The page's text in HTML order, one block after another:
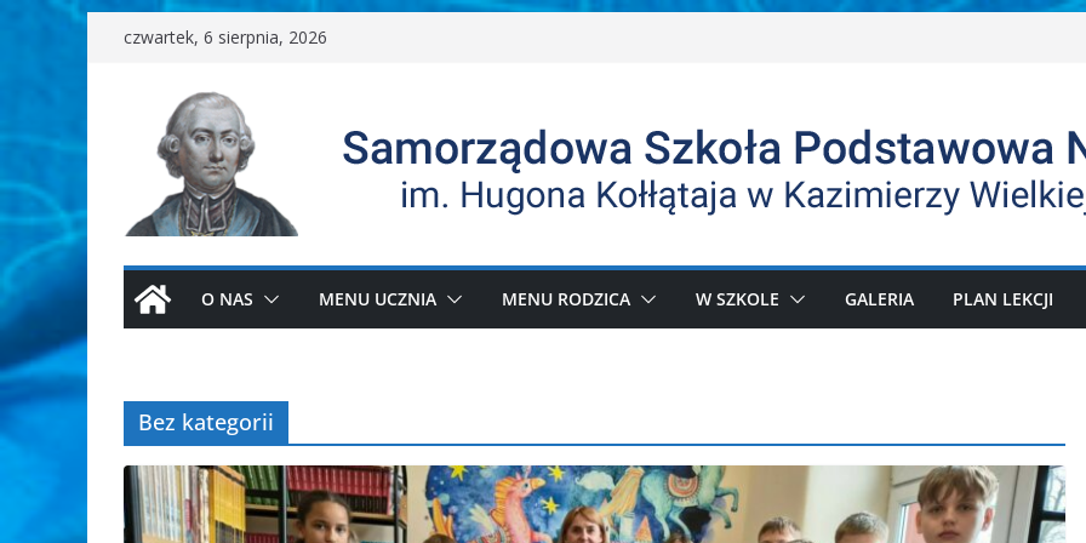
Przejdźczwartek, 6 sierpnia, 2026
O NAS MENU UCZNIA MENU RODZICA W SZKOLE GALERIA PLAN LEKCJI
Bez kategorii